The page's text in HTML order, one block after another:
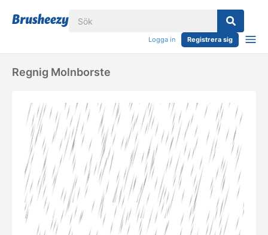
Logga in Registrera sig
Regnig Molnborste